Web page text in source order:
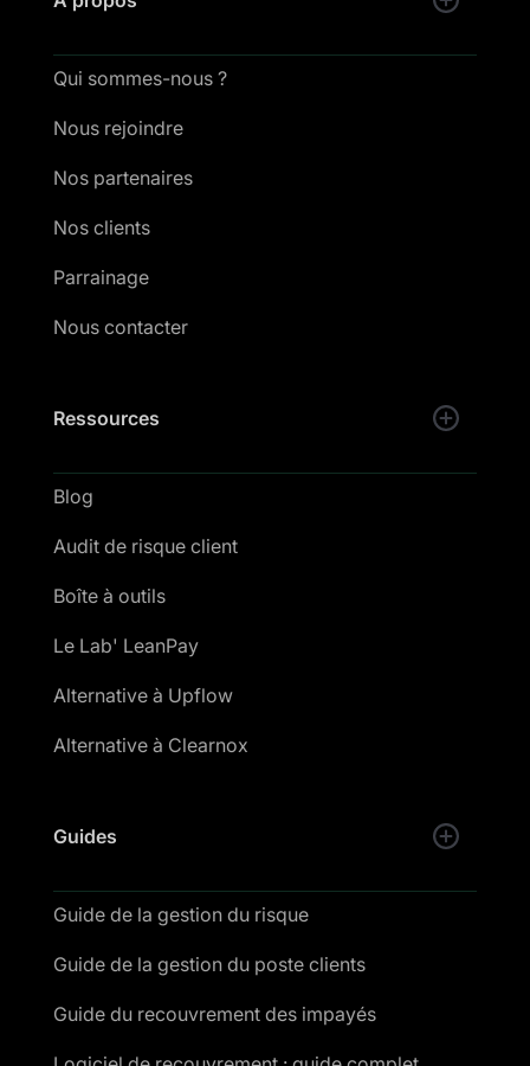
Qui sommes-nous ?
Nous rejoindre
Nos partenaires
Nos clients
Parrainage
Nous contacter
Ressources
Blog
Audit de risque client
Boîte à outils
Le Lab' LeanPay
Alternative à Upflow
Alternative à Clearnox
Guides
Guide de la gestion du risque
Guide de la gestion du poste clients
Guide du recouvrement des impayés